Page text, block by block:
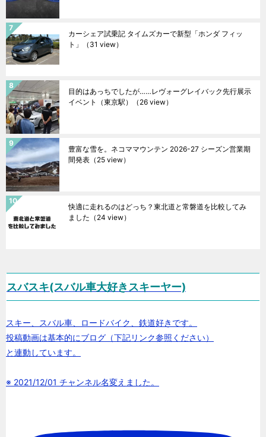
カーシェア試乗記 タイムズカーで新型「ホンダ フィッ
ト」
（31 view）
目的はあっちでしたが……レヴォーグレイバック先行展示
イベント（東京駅）
（26 view）
豊富な雪を。ネコママウンテン 2026-27 シーズン営業期
間発表 （25 view）
快適に走れるのはどっち？東北道と常磐道を比較してみ
ました （24 view）
スバスキ(スバル車大好きスキーヤー)
スキー、スバル車、ロードバイク、鉄道好きです。
投稿動画は基本的にブログ（下記リンク参照ください）
と連動しています。
※ 2021/12/01 チャンネル名変えました。